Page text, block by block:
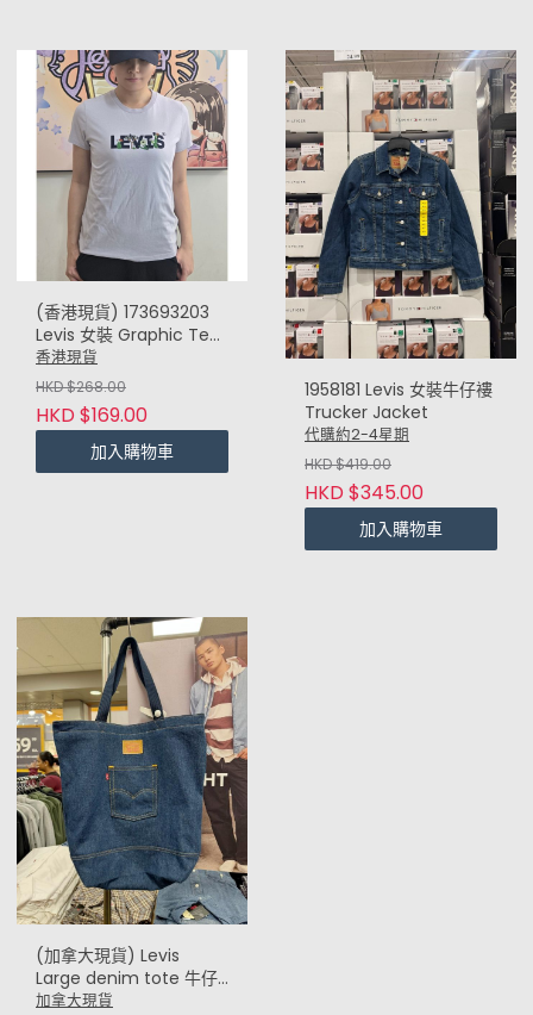
(香港現貨) 173693203
Levis 女裝 Graphic Tee
(淺紫 Lilac) S35"
香港現貨
HKD $268.00
HKD $169.00
加入購物車
1958181 Levis 女裝牛仔褸
Trucker Jacket
代購約2-4星期
HKD $419.00
HKD $345.00
加入購物車
(加拿大現貨) Levis
Large denim tote 牛仔
藍
加拿大現貨